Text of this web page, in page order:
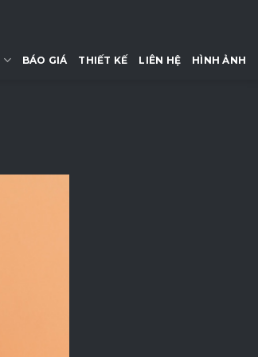
BÁO GIÁ THIẾT KẾ LIÊN HỆ HÌNH ẢNH